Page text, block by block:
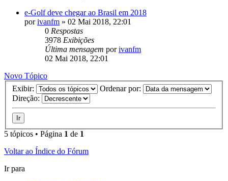
e-Golf deve chegar ao Brasil em 2018
porivanfm » 02 Mai 2018, 22:01
0 Respostas
3978 Exibições
Última mensagem porivanfm
02 Mai 2018, 22:01
Novo Tópico
Exibir:
Ordenar por:
Direção:
5 tópicos • Página 1 de 1
Voltar ao Índice do Fórum
Ir para